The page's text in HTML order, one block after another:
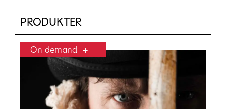
PRODUKTER
On demand +